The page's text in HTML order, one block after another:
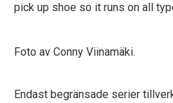
pick up shoe so it runs on all
Foto av Conny Viinamäki.
Endast begränsade serier